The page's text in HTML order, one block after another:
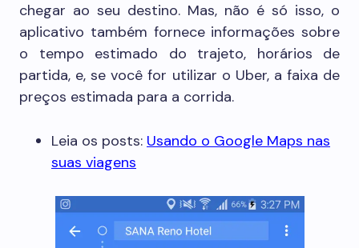
chegar ao seu destino. Mas, não é só isso, o
aplicativo também fornece informações sobre
o tempo estimado do trajeto, horários de
partida, e, se você for utilizar o Uber, a faixa de
preços estimada para a corrida.
Leia os posts: Usando o Google Maps nas
suas viagens